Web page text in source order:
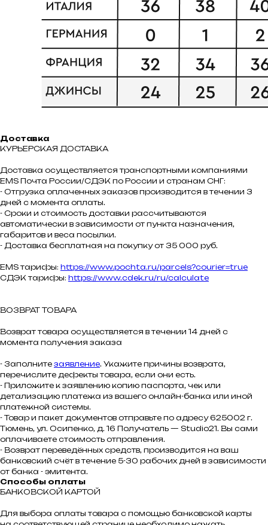
Доставка
КУРЬЕРСКАЯ ДОСТАВКА
Доставка осуществляется транспортными компаниями
ЕMS Почта России/СДЭК по России и странам СНГ:
- Отгрузка оплаченных заказов производится в течении 3
дней с момента оплаты.
- Сроки и стоимость доставки рассчитываются
автоматически в зависимости от пункта назначения,
габаритов и веса посылки.
- Доставка бесплатная на покупку от 35 000 руб.
EMS тарифы: https://www.pochta.ru/parcels?courier=true
СДЭК тарифы: https://www.cdek.ru/ru/calculate
ВОЗВРАТ ТОВАРА
Возврат товара осуществляется в течении 14 дней с
момента получения заказа
- Заполните заявление. Укажите причины возврата,
перечислите дефекты товара, если они есть.
- Приложите к заявлению копию паспорта, чек или
детализацию платежа из вашего онлайн-банка или иной
платежной системы.
- Товар и пакет документов отправьте по адресу 625002 г.
Тюмень, ул. Осипенко, д. 16 Получатель — Studio21. Вы сами
оплачиваете стоимость отправления.
- Возврат переведённых средств, производится на ваш
банковский счёт в течение 5-30 рабочих дней в зависимости
от банка - эмитента.
Способы оплаты
БАНКОВСКОЙ КАРТОЙ
Для выбора оплаты товара с помощью банковской карты